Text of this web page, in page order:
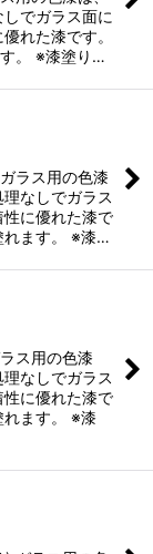
でガラス面に
れた漆です。
。 ※漆塗り…
ラス用の色漆
なしでガラス
に優れた漆で
れます。 ※漆…
ス用の色漆
なしでガラス
に優れた漆で
れます。 ※漆